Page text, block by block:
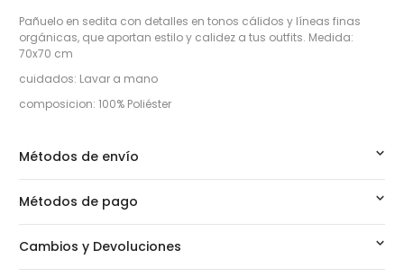
Pañuelo en sedita con detalles en tonos cálidos y líneas finas
orgánicas, que aportan estilo y calidez a tus outfits. Medida:
70x70 cm
cuidados: Lavar a mano
composicion: 100% Poliéster
Métodos de envío
Métodos de pago
Cambios y Devoluciones